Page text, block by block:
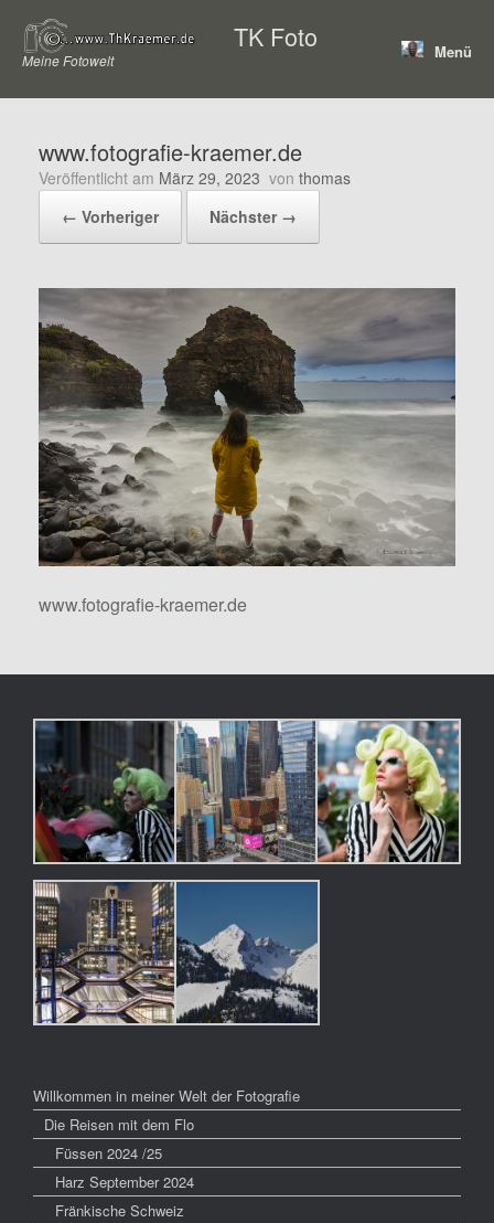
Inhalt
springen
TK Foto
Meine Fotowelt Menü
www.fotografie-kraemer.de
Veröffentlicht am März 29, 2023 von thomas
← Vorheriger
Nächster →
www.fotografie-kraemer.de
Willkommen in meiner Welt der Fotografie
Die Reisen mit dem Flo
Füssen 2024 /25
Harz September 2024
Fränkische Schweiz